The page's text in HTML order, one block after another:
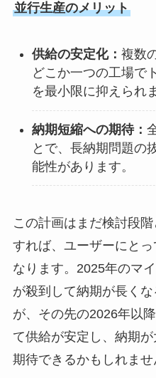
並行生産のメリット
供給の安定化： 複数
どこか一つの工場で
を最小限に抑えられ
納期短縮への期待：
とで、長納期問題の
能性があります。
この計画はまだ検討段
すれば、ユーザーにと
なります。2025年のマ
が殺到して納期が長く
が、その先の2026年以
て供給が安定し、納期
期待できるかもしれませ